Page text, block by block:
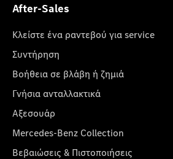
After-Sales
Κλείστε ένα ραντεβού για service
Συντήρηση
Βοήθεια σε βλάβη ή ζημιά
Γνήσια ανταλλακτικά
Αξεσουάρ
Mercedes-Benz Collection
Βεβαιώσεις & Πιστοποιήσεις